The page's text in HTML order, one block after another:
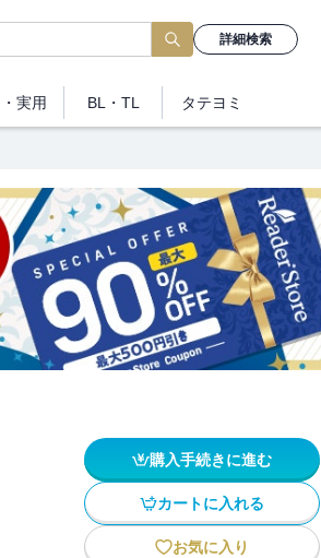
詳細検索
・実用 BL・TL タテヨミ
購入手続きに進む
カートに入れる
お気に入り